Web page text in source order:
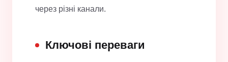
через різні канали.
Ключові переваги